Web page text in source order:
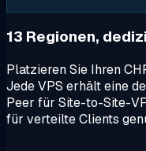
13 Regionen,
Platzieren Sie Ihren
Jede VPS erhält eine
Peer für Site-to-Site-
für verteilte Clients